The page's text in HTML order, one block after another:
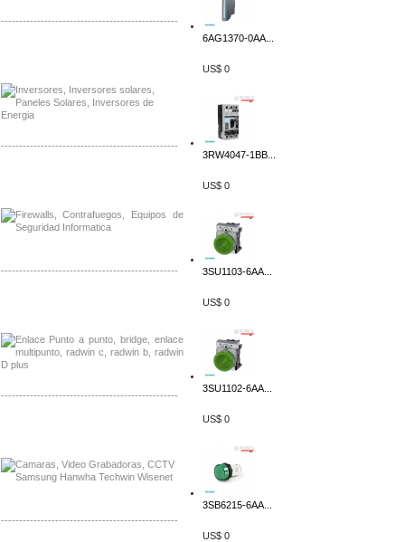
-------------------------------------------------
-------------------------------------------------
-------------------------------------------------
-------------------------------------------------
-------------------------------------------------
6AG1370-0AA...
US$ 0
3RW4047-1BB...
US$ 0
3SU1103-6AA...
US$ 0
3SU1102-6AA...
US$ 0
3SB6215-6AA...
US$ 0